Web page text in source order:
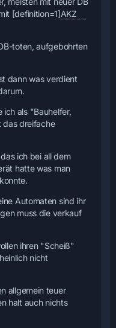
[definition=1]AKZ
toten, aufgebohrten
dann was verdient
als "Bauhelfer,
das dreifache
ich bei all dem
hatte was man
Automaten sind ihr
muss die verkauf
ihren "Scheiß"
nicht
allgemein teuer
halt auch nichts